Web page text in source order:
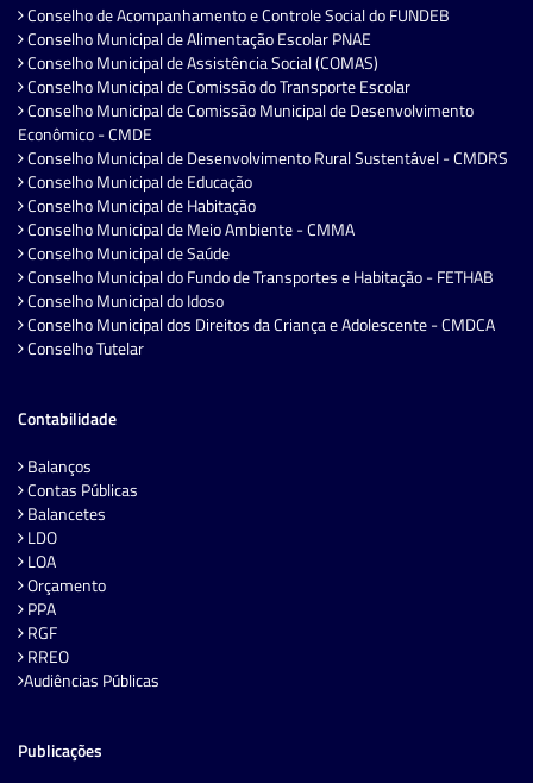
Conselho de Acompanhamento e Controle Social do FUNDEB
Conselho Municipal de Alimentação Escolar PNAE
Conselho Municipal de Assistência Social (COMAS)
Conselho Municipal de Comissão do Transporte Escolar
Conselho Municipal de Comissão Municipal de Desenvolvimento
Econômico - CMDE
Conselho Municipal de Desenvolvimento Rural Sustentável - CMDRS
Conselho Municipal de Educação
Conselho Municipal de Habitação
Conselho Municipal de Meio Ambiente - CMMA
Conselho Municipal de Saúde
Conselho Municipal do Fundo de Transportes e Habitação - FETHAB
Conselho Municipal do Idoso
Conselho Municipal dos Direitos da Criança e Adolescente - CMDCA
Conselho Tutelar
Contabilidade
Balanços
Contas Públicas
Balancetes
LDO
LOA
Orçamento
PPA
RGF
RREO
Audiências Públicas
Publicações